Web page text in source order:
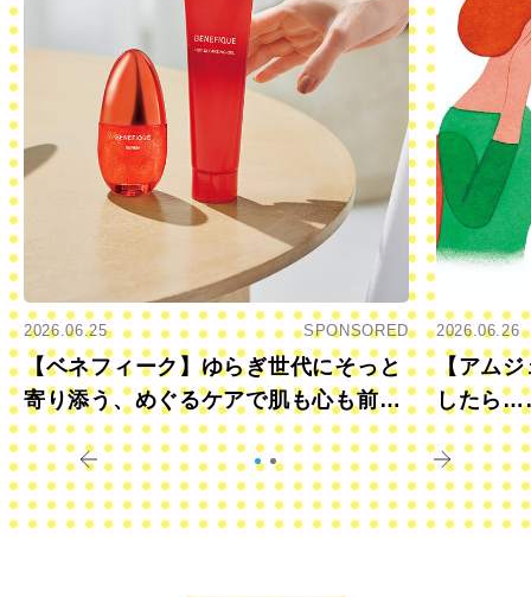
2026.06.25 SPONSORED
【ベネフィーク】ゆらぎ世代にそっと
寄り添う、めぐるケアで肌も心も前向
きに
2026.06.26
【アムジ
したら
すか？